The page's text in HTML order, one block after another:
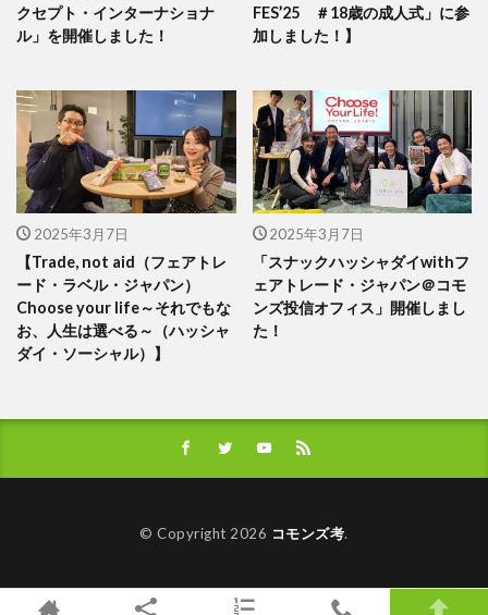
クセプト・インターナショナ
ル」を開催しました！
FES’25 ＃18歳の成人式」に参
加しました！】
2025年3月7日
【Trade, not aid（フェアトレ
ード・ラベル・ジャパン）
Choose your life～それでもな
お、人生は選べる～（ハッシャ
ダイ・ソーシャル）】
2025年3月7日
「スナックハッシャダイwithフ
ェアトレード・ジャパン＠コモ
ンズ投信オフィス」開催しまし
た！
© Copyright 2026 コモンズ考.